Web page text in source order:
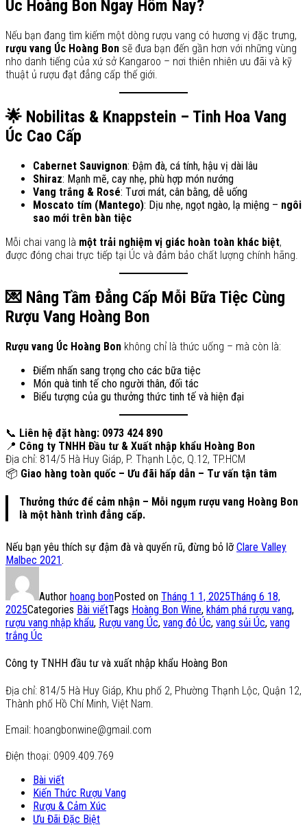
Úc Hoàng Bon Ngay Hôm Nay?
Nếu bạn đang tìm kiếm một dòng rượu vang có hương vị đặc trưng,
rượu vang Úc Hoàng Bon sẽ đưa bạn đến gần hơn với những vùng
nho danh tiếng của xứ sở Kangaroo – nơi thiên nhiên ưu đãi và kỹ
thuật ủ rượu đạt đẳng cấp thế giới.
🌟 Nobilitas & Knappstein – Tinh Hoa Vang
Úc Cao Cấp
Cabernet Sauvignon: Đậm đà, cá tính, hậu vị dài lâu
Shiraz: Mạnh mẽ, cay nhẹ, phù hợp món nướng
Vang trắng & Rosé: Tươi mát, cân bằng, dễ uống
Moscato tím (Mantego): Dịu nhẹ, ngọt ngào, lạ miệng – ngôi
sao mới trên bàn tiệc
Mỗi chai vang là một trải nghiệm vị giác hoàn toàn khác biệt,
được đóng chai trực tiếp tại Úc và đảm bảo chất lượng chính hãng.
💌 Nâng Tầm Đẳng Cấp Mỗi Bữa Tiệc Cùng
Rượu Vang Hoàng Bon
Rượu vang Úc Hoàng Bon không chỉ là thức uống – mà còn là:
Điểm nhấn sang trọng cho các bữa tiệc
Món quà tinh tế cho người thân, đối tác
Biểu tượng của gu thưởng thức tinh tế và hiện đại
📞 Liên hệ đặt hàng: 0973 424 890
📍 Công ty TNHH Đầu tư & Xuất nhập khẩu Hoàng Bon
Địa chỉ: 814/5 Hà Huy Giáp, P. Thạnh Lộc, Q.12, TP.HCM
📦 Giao hàng toàn quốc – Ưu đãi hấp dẫn – Tư vấn tận tâm
Thưởng thức để cảm nhận – Mỗi ngụm rượu vang Hoàng Bon
là một hành trình đẳng cấp.
Nếu bạn yêu thích sự đậm đà và quyến rũ, đừng bỏ lỡ Clare Valley
Malbec 2021.
Author hoang bonPosted on Tháng 1 1, 2025Tháng 6 18,
2025Categories Bài viếtTags Hoàng Bon Wine, khám phá rượu vang,
rượu vang nhập khẩu, Rượu vang Úc, vang đỏ Úc, vang sủi Úc, vang
trắng Úc
Công ty TNHH đầu tư và xuất nhập khẩu Hoàng Bon
Địa chỉ: 814/5 Hà Huy Giáp, Khu phố 2, Phường Thạnh Lộc, Quận 12,
Thành phố Hồ Chí Minh, Việt Nam.
Email: hoangbonwine@gmail.com
Điện thoại: 0909.409.769
Bài viết
Kiến Thức Rượu Vang
Rượu & Cảm Xúc
Ưu Đãi Đặc Biệt